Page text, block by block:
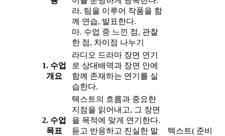
라. 팀을 이루어 작품을 함
께 연습, 발표한다.
마. 수업 중 느낀 점, 관찰
한 점, 차이점 나누기
1. 수업
개요
라디오 드라마 장면 연기
로 상대배역과 장면 안에
함께 존재하는 연기를 실
습한다.
텍스트( 준비
2. 수업
목표
텍스트의 흐름과 중요한
지점을 읽어내고, 그 장면
을 목적에 맞게 연기한다.
듣고 반응하고 진실한 말